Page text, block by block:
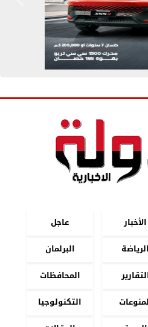
الأخبار
عاجل
الرياضة
البرلمان
المحافظات
التكنولوجيا